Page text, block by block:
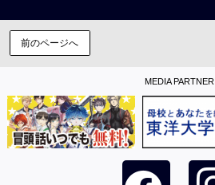
前のページへ
MEDIA PARTNER